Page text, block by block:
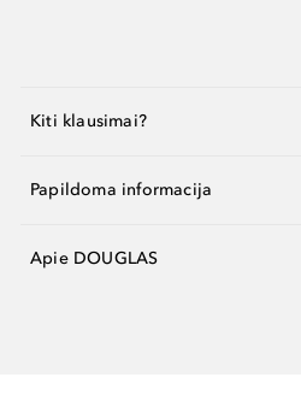
Kiti klausimai?
Papildoma informacija
Apie DOUGLAS